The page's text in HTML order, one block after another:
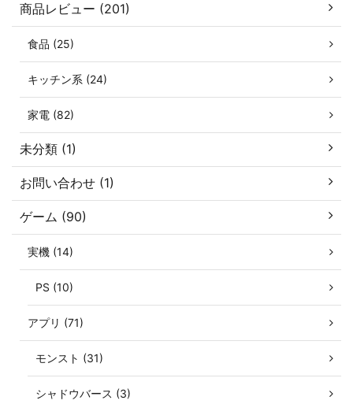
商品レビュー (201)
食品 (25)
キッチン系 (24)
家電 (82)
未分類 (1)
お問い合わせ (1)
ゲーム (90)
実機 (14)
PS (10)
アプリ (71)
モンスト (31)
シャドウバース (3)